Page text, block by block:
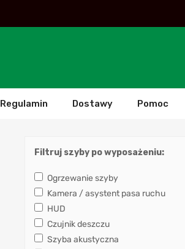
Regulamin Dostawy Pomoc
Filtruj szyby po wyposażeniu:
Ogrzewanie szyby
Kamera / asystent pasa ruchu
HUD
Czujnik deszczu
Szyba akustyczna